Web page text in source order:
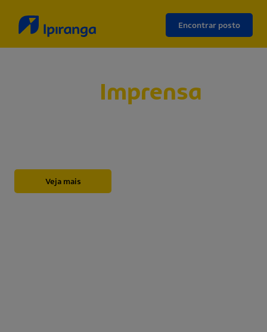
Encontrar posto
Imprensa
Veja mais